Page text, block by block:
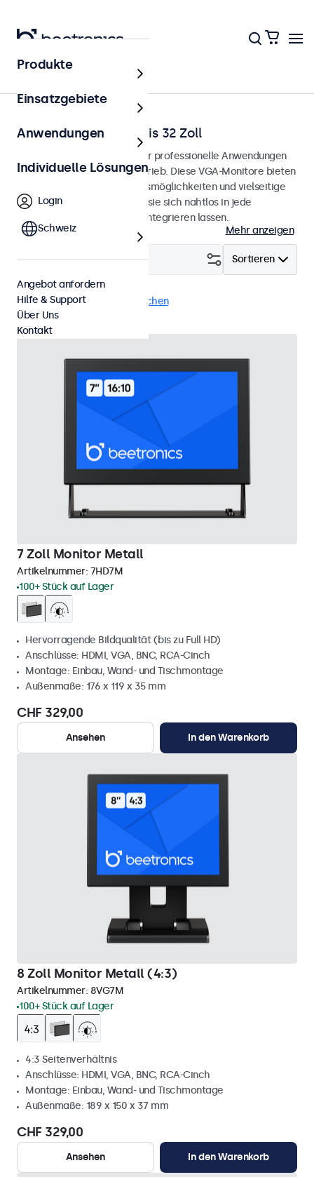
Startseite
VGA-Monitore von 7 bis 32 Zoll
VGA-Monitore, entwickelt für professionelle Anwendungen
und den kontinuierlichen Betrieb. Diese VGA-Monitore bieten
umfangreiche Konfigurationsmöglichkeiten und vielseitige
Montageoptionen, wodurch sie sich nahtlos in jede
Anwendung und Umgebung integrieren lassen.
Mehr anzeigen
Sortieren
Filtern (22)
VGA DNV Alle Filter löschen
7 Zoll Monitor Metall
Artikelnummer: 7HD7M
100+ Stück auf Lager
Hervorragende Bildqualität (bis zu Full HD)
Anschlüsse: HDMI, VGA, BNC, RCA-Cinch
Montage: Einbau, Wand- und Tischmontage
Außenmaße: 176 x 119 x 35 mm
CHF 329,00
Ansehen In den Warenkorb
8 Zoll Monitor Metall (4:3)
Artikelnummer: 8VG7M
100+ Stück auf Lager
4:3 Seitenverhältnis
Anschlüsse: HDMI, VGA, BNC, RCA-Cinch
Montage: Einbau, Wand- und Tischmontage
Außenmaße: 189 x 150 x 37 mm
CHF 329,00
Ansehen In den Warenkorb
Produkte
Einsatzgebiete
Anwendungen
Individuelle Lösungen
Login
Schweiz
Angebot anfordern
Hilfe & Support
Über Uns
Kontakt